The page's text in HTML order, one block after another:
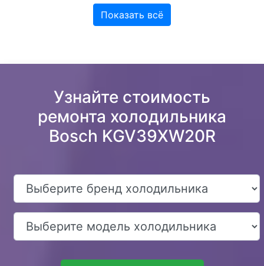
Показать всё
Узнайте стоимость
ремонта холодильника
Bosch KGV39XW20R